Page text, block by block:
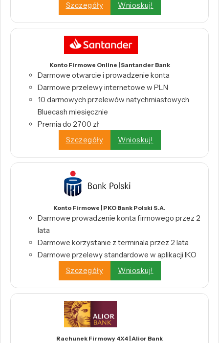
Szczegóły
Wnioskuj!
Konto Firmowe Online | Santander Bank
Darmowe otwarcie i prowadzenie konta
Darmowe przelewy internetowe w PLN
10 darmowych przelewów natychmiastowych
Bluecash miesięcznie
Premia do 2700 zł
Szczegóły
Wnioskuj!
Konto Firmowe | PKO Bank Polski S.A.
Darmowe prowadzenie konta firmowego przez 2
lata
Darmowe korzystanie z terminala przez 2 lata
Darmowe przelewy standardowe w aplikacji IKO
Szczegóły
Wnioskuj!
Rachunek Firmowy 4X4 | Alior Bank